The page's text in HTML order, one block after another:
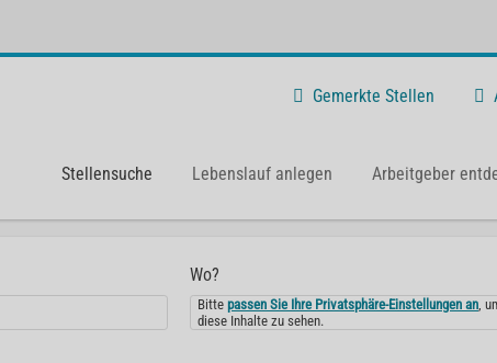
Gemerkte Stellen
Stellensuche Lebenslauf anlegen Arbeitgeber
Wo?
Bittepassen Sie Ihre Privatsphäre-Einstellungen an,
diese Inhalte zu sehen.